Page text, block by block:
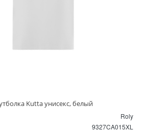
Kutta унисекс, белый
Roly
9327CA015XL